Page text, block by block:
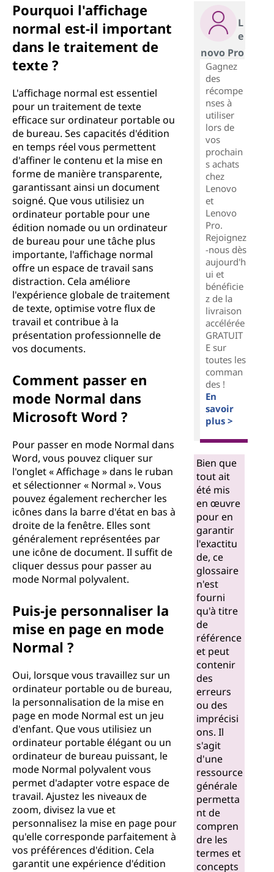
Pourquoi l'affichage
normal est-il important
dans le traitement de
texte ?
L'affichage normal est essentiel
pour un traitement de texte
efficace sur ordinateur portable ou
de bureau. Ses capacités d'édition
en temps réel vous permettent
d'affiner le contenu et la mise en
forme de manière transparente,
garantissant ainsi un document
soigné. Que vous utilisiez un
ordinateur portable pour une
édition nomade ou un ordinateur
de bureau pour une tâche plus
importante, l'affichage normal
offre un espace de travail sans
distraction. Cela améliore
l'expérience globale de traitement
de texte, optimise votre flux de
travail et contribue à la
présentation professionnelle de
vos documents.
Comment passer en
mode Normal dans
Microsoft Word ?
Pour passer en mode Normal dans
Word, vous pouvez cliquer sur
l'onglet « Affichage » dans le ruban
et sélectionner « Normal ». Vous
pouvez également rechercher les
icônes dans la barre d'état en bas à
droite de la fenêtre. Elles sont
généralement représentées par
une icône de document. Il suffit de
cliquer dessus pour passer au
mode Normal polyvalent.
Puis-je personnaliser la
mise en page en mode
Normal ?
Oui, lorsque vous travaillez sur un
ordinateur portable ou de bureau,
la personnalisation de la mise en
page en mode Normal est un jeu
d'enfant. Que vous utilisiez un
ordinateur portable élégant ou un
ordinateur de bureau puissant, le
mode Normal polyvalent vous
permet d'adapter votre espace de
travail. Ajustez les niveaux de
zoom, divisez la vue et
personnalisez la mise en page pour
qu'elle corresponde parfaitement à
vos préférences d'édition. Cela
garantit une expérience d'édition
L
e
novo Pro
Gagnez
des
récompe
nses à
utiliser
lors de
vos
prochain
s achats
chez
Lenovo
et
Lenovo
Pro.
Rejoignez
-nous dès
aujourd'h
ui et
bénéficie
z de la
livraison
accélérée
GRATUIT
E sur
toutes les
comman
des !
En
savoir
plus >
Bien que
tout ait
été mis
en œuvre
pour en
garantir
l'exactitu
de, ce
glossaire
n'est
fourni
qu'à titre
de
référence
et peut
contenir
des
erreurs
ou des
imprécisi
ons. Il
s'agit
d'une
ressource
générale
permetta
nt de
compren
dre les
termes et
concepts